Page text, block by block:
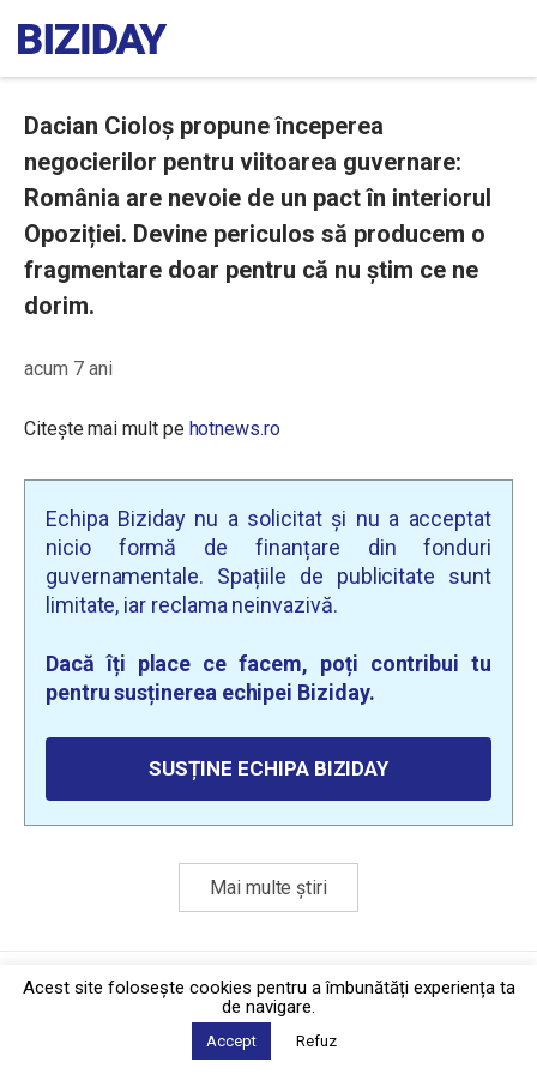
Dacian Cioloș propune începerea
negocierilor pentru viitoarea guvernare:
România are nevoie de un pact în interiorul
Opoziției. Devine periculos să producem o
fragmentare doar pentru că nu știm ce ne
dorim.
acum 7 ani
Citește mai mult pe hotnews.ro
Echipa Biziday nu a solicitat și nu a acceptat
nicio formă de finanțare din fonduri
guvernamentale. Spațiile de publicitate sunt
limitate, iar reclama neinvazivă.
Dacă îți place ce facem, poți contribui tu
pentru susținerea echipei Biziday.
SUSȚINE ECHIPA BIZIDAY
Mai multe știri
Politica de confidențialitate·Contact
2026 © Biziday
Acest site foloseşte cookies pentru a îmbunătăți experiența ta
de navigare.
Accept Refuz